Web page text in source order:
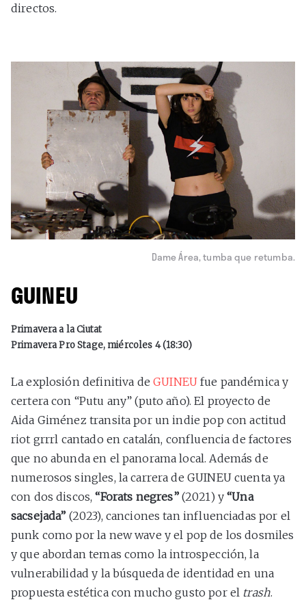
directos.
Dame Área, tumba que retumba.
GUINEU
Primavera a la Ciutat
Primavera Pro Stage, miércoles 4 (18:30)
La explosión definitiva deGUINEUfue pandémica y
certera con “Putu any” (puto año). El proyecto de
Aida Giménez transita por un indie pop con actitud
riot grrrl cantado en catalán, confluencia de factores
que no abunda en el panorama local. Además de
numerosos singles, la carrera de GUINEU cuenta ya
con dos discos,“Forats negres”(2021) y“Una
sacsejada” (2023), canciones tan influenciadas por el
punk como por la new wave y el pop de los dosmiles
y que abordan temas como la introspección, la
vulnerabilidad y la búsqueda de identidad en una
propuesta estética con mucho gusto por el trash.